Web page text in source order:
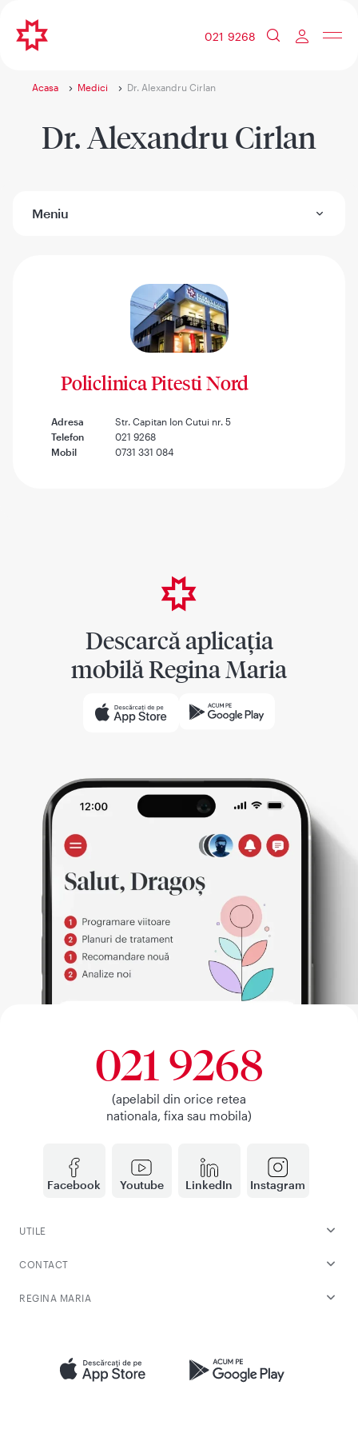
021 9268
Acasa Medici Dr. Alexandru Cirlan
Dr. Alexandru Cirlan
Meniu
Policlinica Pitesti Nord
Adresa
Str. Capitan Ion Cutui nr. 5
Telefon
021 9268
Mobil
0731 331 084
Descarcă aplicația
mobilă Regina Maria
Facebook Youtube LinkedIn Instagram
021 9268
(apelabil din orice retea
nationala, fixa sau mobila)
UTILE
CONTACT
REGINA MARIA